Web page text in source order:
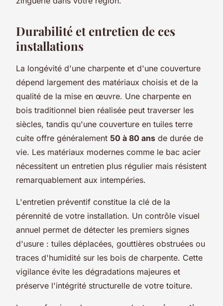
Durabilité et entretien de ces
installations
La longévité d'une charpente et d'une couverture
dépend largement des matériaux choisis et de la
qualité de la mise en œuvre. Une charpente en
bois traditionnel bien réalisée peut traverser les
siècles, tandis qu'une couverture en tuiles terre
cuite offre généralement 50 à 80 ans de durée de
vie. Les matériaux modernes comme le bac acier
nécessitent un entretien plus régulier mais résistent
remarquablement aux intempéries.
L'entretien préventif constitue la clé de la
pérennité de votre installation. Un contrôle visuel
annuel permet de détecter les premiers signes
d'usure : tuiles déplacées, gouttières obstruées ou
traces d'humidité sur les bois de charpente. Cette
vigilance évite les dégradations majeures et
préserve l'intégrité structurelle de votre toiture.